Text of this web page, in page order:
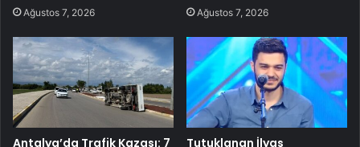
Ağustos 7, 2026 Ağustos 7, 2026
Antalya’da Trafik Kazası: 7 Tutuklanan İlyas